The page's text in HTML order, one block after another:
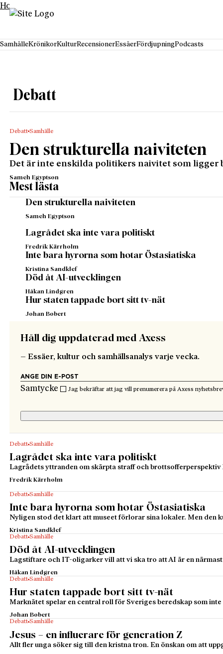
Hoppa till innehåll
SamhälleKrönikorKulturRecensionerEssäerFördjupningPodcasts
Debatt
Debatt Samhälle
Den strukturella naiviteten
Det är inte enskilda politikers naivitet som
Sameh Egyptson
Mest lästa
Den strukturella naiviteten
Sameh Egyptson
Lagrådet ska inte vara politiskt
Fredrik Kärrholm
Inte bara hyrorna som hotar Östasiatiska
Kristina Sandklef
Död åt AI-utvecklingen
Håkan Lindgren
Hur staten tappade bort sitt tv-nät
Johan Bobert
Håll dig uppdaterad med Axess
– Essäer, kultur och samhällsanalys varje vecka.
Samtycke Jag bekräftar att jag vill prenumerera på Axess
Debatt Samhälle
Lagrådet ska inte vara politiskt
Lagrådets yttranden om skärpta straff och
Fredrik Kärrholm
Debatt Samhälle
Inte bara hyrorna som hotar Östasiatiska
Nyligen stod det klart att museet förlorar sina lokaler. Men
Kristina Sandklef
Debatt Samhälle
Död åt AI-utvecklingen
Lagstiftare och IT-oligarker vill att vi ska tro att AI är en
Håkan Lindgren
Debatt Samhälle
Hur staten tappade bort sitt tv-nät
Marknätet spelar en central roll för Sveriges beredskap som
Johan Bobert
Debatt Samhälle
Jesus – en influerare för generation Z
Allt fler unga söker sig till den kristna tron. En önskan om att